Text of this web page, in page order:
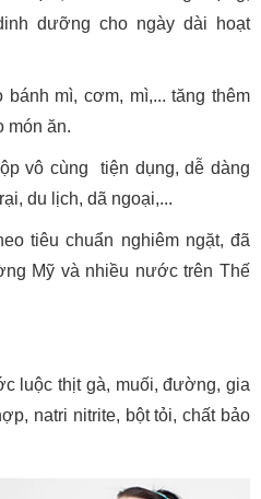
dưỡng cho ngày dài hoạt
bánh mì, cơm, mì,... tăng thêm
món ăn.
vô cùng tiện dụng, dễ dàng
du lịch, dã ngoại,...
tiêu chuẩn nghiêm ngặt, đã
Mỹ và nhiều nước trên Thế
luộc thịt gà, muối, đường, gia
natri nitrite, bột tỏi, chất bảo